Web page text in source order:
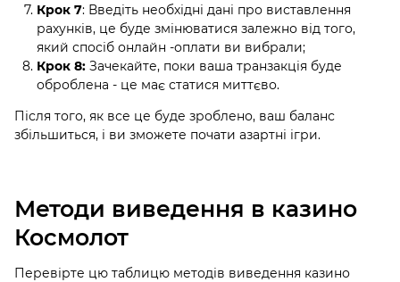
Крок 7: Введіть необхідні дані про виставлення
рахунків, це буде змінюватися залежно від того,
який спосіб онлайн -оплати ви вибрали;
Крок 8: Зачекайте, поки ваша транзакція буде
оброблена - це має статися миттєво.
Після того, як все це буде зроблено, ваш баланс
збільшиться, і ви зможете почати азартні ігри.
Методи виведення в казино
Космолот
Перевірте цю таблицю методів виведення казино